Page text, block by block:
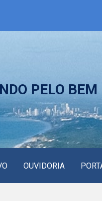
PELO BEM
OUVIDORIA